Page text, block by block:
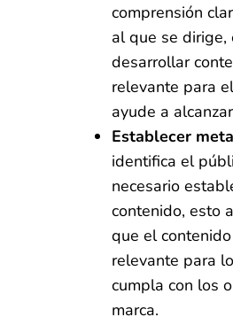
comprensión
al que se dirige,
desarrollar
relevante para
ayude a
Establecer
identifica el
necesario
contenido, esto
que el
relevante para
cumpla con los
marca.